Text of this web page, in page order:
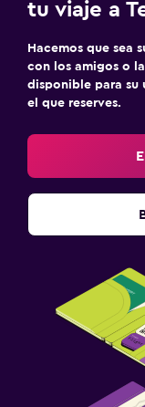
tu viaje a
Hacemos que sea
con los amigos o
disponible para su
el que reserves.